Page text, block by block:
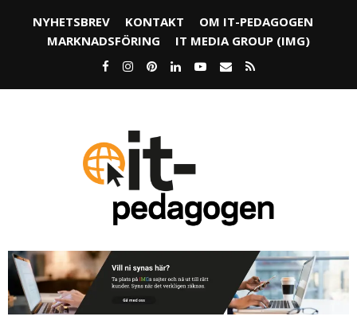
NYHETSBREV KONTAKT
OM IT-PEDAGOGEN
MARKNADSFÖRING
IT MEDIA GROUP (IMG)